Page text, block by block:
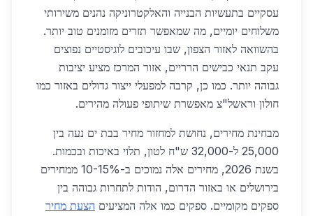
עסקיים בתעשיות הבנייה והאלקטרוניקה נהנים משירותי
משלוחים יומיים, מה שמאפשר תזרים מזומנים טוב יותר.
בהשוואה לאזור הצפון, שבו עיכובים לוגיסטיים נפוצים
עקב תנאי כבישים הרריים, אזור המרכז מציע יציבות
גבוהה יותר. כמו כן, קרבה למפעלי ייצור גדולים באזור כמו
חולון וראשל"צ מאפשרת שיתופי פעולה מהירים.
מבחינת מחירים, נחושת למחזור מחיר בבת ים נעה בין
25,000 ל-32,000 ש"ח לטון, תלוי באיכות ובכמות.
בשנת 2026, מחירים אלה נמוכים ב-10-15% ממחירים
בירושלים או באזור הדרום, הודות לתחרות גבוהה בין
ספקים מקומיים. ספקים כמו אלה המציעים הצעת מחיר